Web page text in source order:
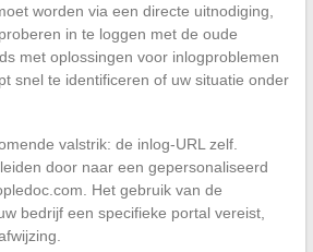
worden via een directe uitnodiging,
in te loggen met de oude
met oplossingen voor inlogproblemen
snel te identificeren of uw situatie onder
valstrik: de inlog-URL zelf.
door naar een gepersonaliseerd
Het gebruik van de
bedrijf een specifieke portal vereist,